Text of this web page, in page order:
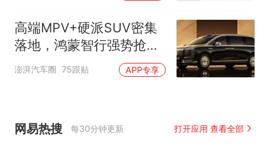
高端MPV+硬派SUV密集
落地，鸿蒙智行强势抢占
自主高端市场制高点
澎湃汽车圈 75跟贴 APP专享
网易热搜 每30分钟更新 打开应用 查看全部